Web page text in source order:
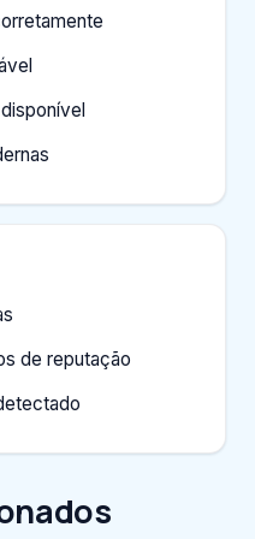
de reputação